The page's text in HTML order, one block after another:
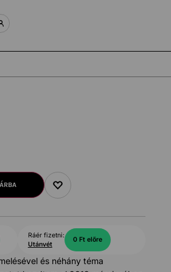
Ráér fizetni:
Utánvét
0 Ft előre
és néhány téma